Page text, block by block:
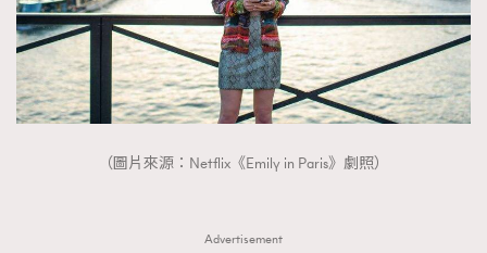
（圖片來源：Netflix《Emily in Paris》劇照）
Advertisement